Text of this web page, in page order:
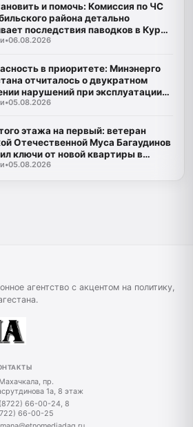
и помочь: Комиссия по ЧС
района детально
последствия паводков в Курми
•06.08.2026
в приоритете: Минэнерго
отчиталось о двукратном
нарушений при эксплуатации
•05.08.2026
этажа на первый: ветеран
Отечественной Муса Багаудинов
ключи от новой квартиры в
•05.08.2026
агентство с акцентом на политику,
пр.
1а, 8 этаж
66-00-24, 8
66-00-25